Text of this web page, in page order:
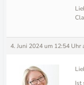
4. Juni 2024 um 12:54 Uhr
Ist